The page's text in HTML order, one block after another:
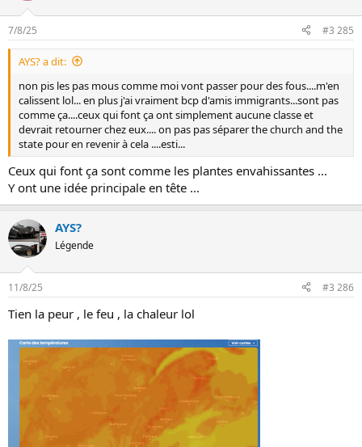
7/8/25 #3 285
AYS? a dit:
non pis les pas mous comme moi vont passer pour des fous....m'en
calissent lol... en plus j'ai vraiment bcp d'amis immigrants...sont pas
comme ça....ceux qui font ça ont simplement aucune classe et
devrait retourner chez eux.... on pas pas séparer the church and the
state pour en revenir à cela ....esti...
Ceux qui font ça sont comme les plantes envahissantes ...
Y ont une idée principale en tête ...
AYS?
Légende
11/8/25 #3 286
Tien la peur , le feu , la chaleur lol